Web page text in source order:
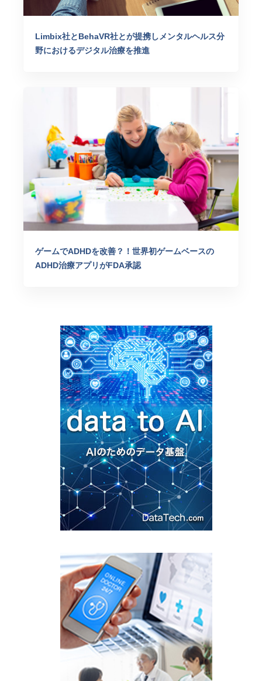
Limbix社とBehaVR社とが提携しメンタルヘルス分
野におけるデジタル治療を推進
ゲームでADHDを改善？！世界初ゲームベースの
ADHD治療アプリがFDA承認